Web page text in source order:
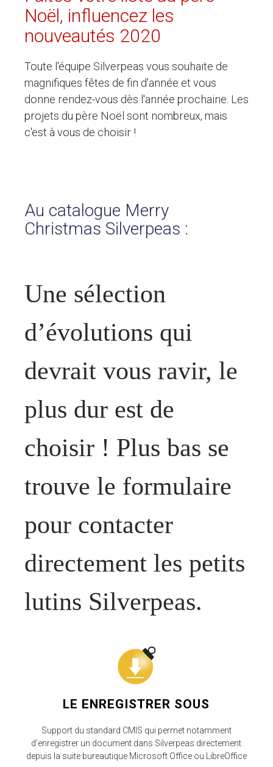
BLOG
Témoignages clients
Articles
A PROPOS DE NOUS
L’entreprise
Contact
COMMUNAUTÉ OPEN SOURCE
+33 4 76 09 31 61
REJOIGNEZ-NOUS
NOS VIDÉOS SUR
Noël, influencez les
nouveautés 2020
Toute l'équipe Silverpeas vous souhaite de
magnifiques fêtes de fin d'année et vous
donne rendez-vous dès l'année prochaine. Les
projets du père Noël sont nombreux, mais
c'est à vous de choisir !
Au catalogue Merry
Christmas Silverpeas :
Une sélection
d’évolutions qui
devrait vous ravir, le
plus dur est de
choisir ! Plus bas se
trouve le formulaire
pour contacter
directement les petits
lutins Silverpeas.
LE ENREGISTRER SOUS
Support du standard CMIS qui permet notamment
d’enregistrer un document dans Silverpeas directement
depuis la suite bureautique Microsoft Office ou LibreOffice